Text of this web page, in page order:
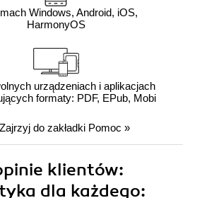
Windows, Android, iOS,
HarmonyOS
urządzeniach i aplikacjach
formaty: PDF, EPub, Mobi
do zakładki Pomoc »
klientów:
dla każdego: